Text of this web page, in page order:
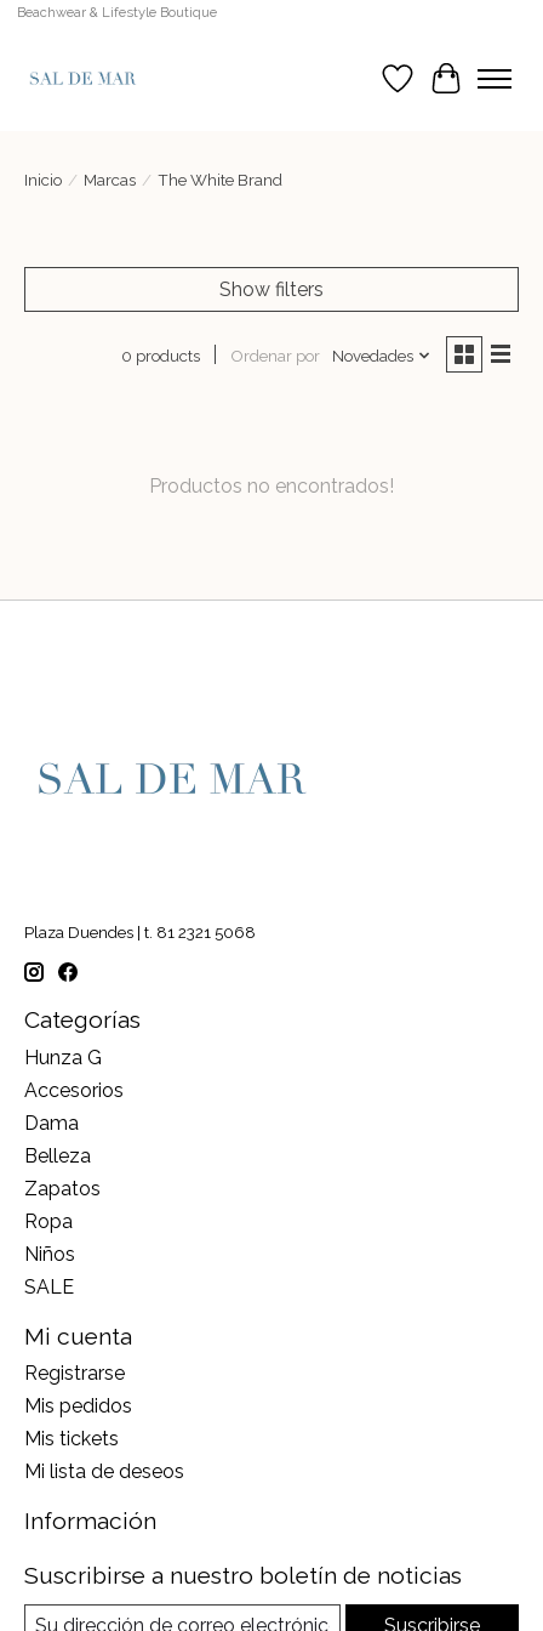
Beachwear & Lifestyle Boutique
Lista de deseos
Cesta
Inicio / Marcas / The White Brand
Show filters
0 products Ordenar por Novedades
Productos no encontrados!
Plaza Duendes | t. 81 2321 5068
Categorías
Hunza G
Accesorios
Dama
Belleza
Zapatos
Ropa
Niños
SALE
Mi cuenta
Registrarse
Mis pedidos
Mis tickets
Mi lista de deseos
Información
Suscribirse a nuestro boletín de noticias
Suscribirse